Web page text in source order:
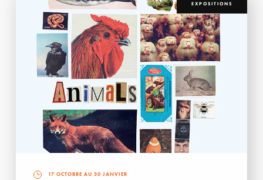
EXPOSITIONS
17 OCTOBRE AU 30 JANVIER